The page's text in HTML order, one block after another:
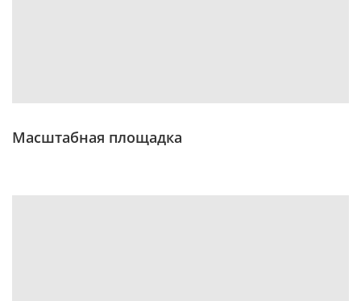
Масштабная площадка